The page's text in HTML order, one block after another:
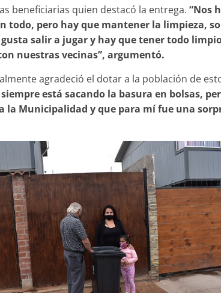
beneficiarias quien destacó la entrega. “Nos
todo, pero hay que mantener la limpieza,
salir a jugar y hay que tener todo
nuestras vecinas”, argumentó.
agradeció el dotar a la población de
está sacando la basura en bolsas,
la Municipalidad y que para mí fue una